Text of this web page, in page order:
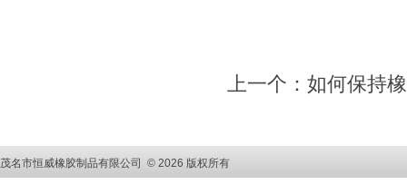
上一个：如何保持
茂名市恒威橡胶制品有限